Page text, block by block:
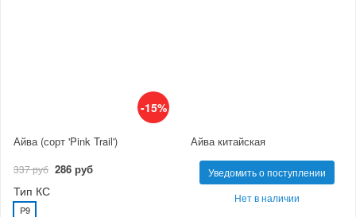
-15%
Айва (сорт 'Pink Trail')
337 руб 286 руб
Тип КС
P9
Айва китайская
Уведомить о поступлении
Нет в наличии